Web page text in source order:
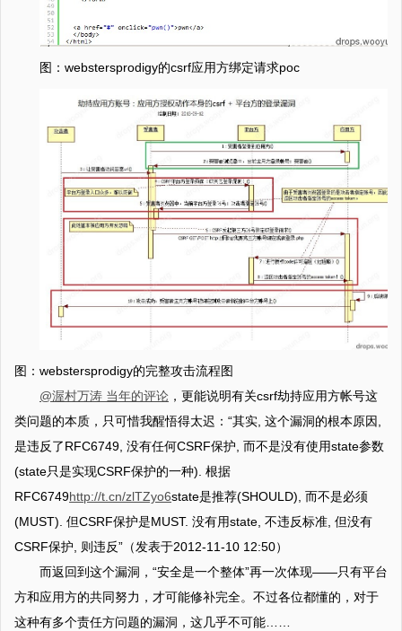
图：webstersprodigy的csrf应用方绑定请求poc
图：webstersprodigy的完整攻击流程图
@渥村万涛 当年的评论 ，更能说明有关csrf劫持应用方帐号这
类问题的本质，只可惜我醒悟得太迟：“其实, 这个漏洞的根本原因,
是违反了RFC6749, 没有任何CSRF保护, 而不是没有使用state参数
(state只是实现CSRF保护的一种). 根据
RFC6749http://t.cn/zlTZyo6state是推荐(SHOULD), 而不是必须
(MUST). 但CSRF保护是MUST. 没有用state, 不违反标准, 但没有
CSRF保护, 则违反”（发表于2012-11-10 12:50）
而返回到这个漏洞，“安全是一个整体”再一次体现——只有平台
方和应用方的共同努力，才可能修补完全。不过各位都懂的，对于
这种有多个责任方问题的漏洞，这几乎不可能……